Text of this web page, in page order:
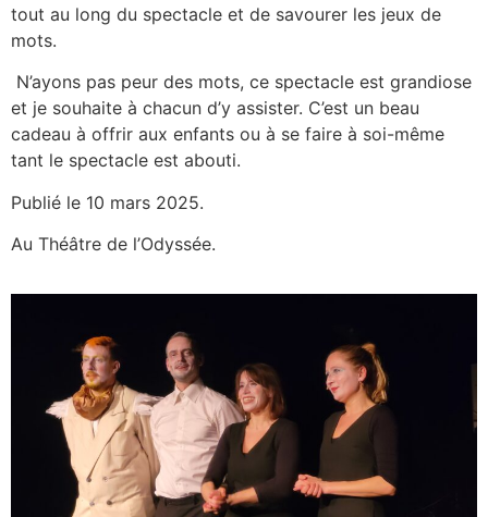
tout au long du spectacle et de savourer les jeux de
mots.
N’ayons pas peur des mots, ce spectacle est grandiose
et je souhaite à chacun d’y assister. C’est un beau
cadeau à offrir aux enfants ou à se faire à soi-même
tant le spectacle est abouti.
Publié le 10 mars 2025.
Au Théâtre de l’Odyssée.